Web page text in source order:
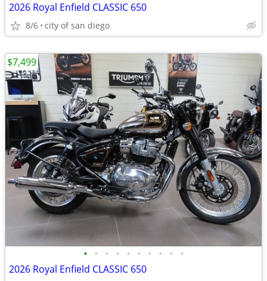
2026 Royal Enfield CLASSIC 650
8/6 city of san diego
• • • • • • • • • •
2026 Royal Enfield CLASSIC 650
$7,499